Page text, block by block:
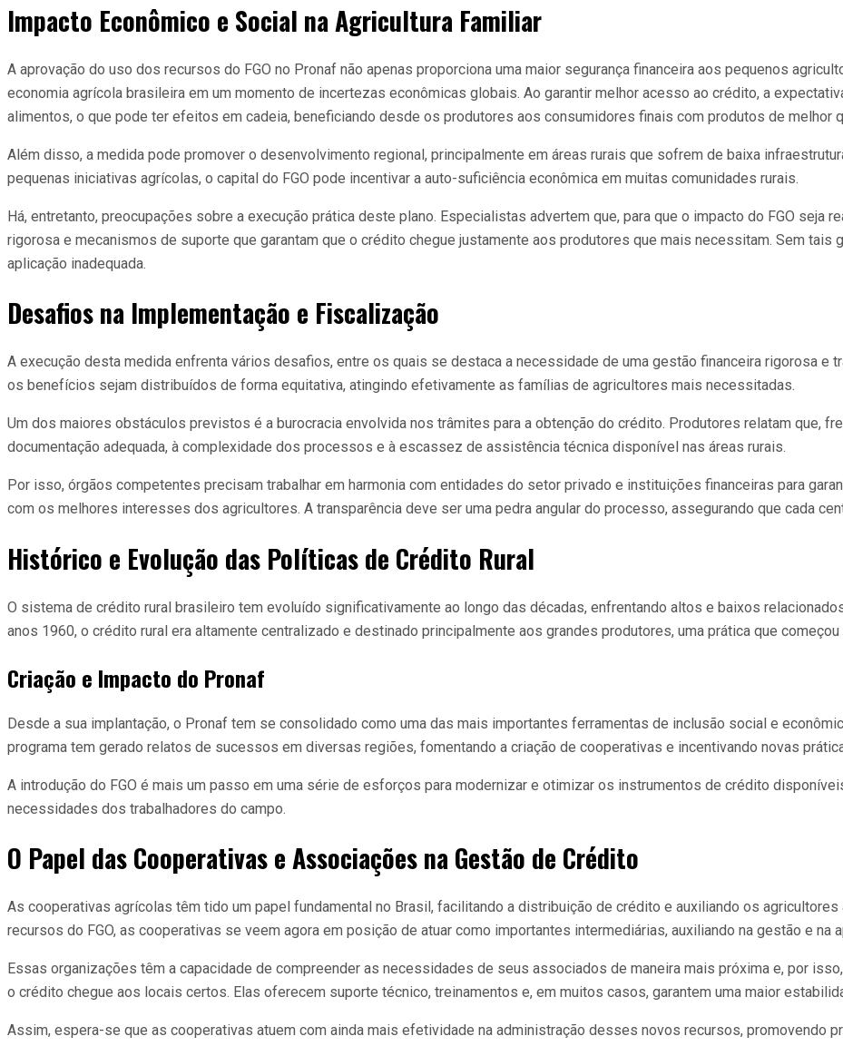
Impacto Econômico e Social na Agricultura Familiar
A aprovação do uso dos recursos do FGO no Pronaf não apenas proporciona uma maior segurança financeira aos pequenos
economia agrícola brasileira em um momento de incertezas econômicas globais. Ao garantir melhor acesso ao crédito, a
alimentos, o que pode ter efeitos em cadeia, beneficiando desde os produtores aos consumidores finais com produtos de melhor
Além disso, a medida pode promover o desenvolvimento regional, principalmente em áreas rurais que sofrem de baixa
pequenas iniciativas agrícolas, o capital do FGO pode incentivar a auto-suficiência econômica em muitas comunidades rurais.
Há, entretanto, preocupações sobre a execução prática deste plano. Especialistas advertem que, para que o impacto do FGO seja
rigorosa e mecanismos de suporte que garantam que o crédito chegue justamente aos produtores que mais necessitam. Sem
aplicação inadequada.
Desafios na Implementação e Fiscalização
A execução desta medida enfrenta vários desafios, entre os quais se destaca a necessidade de uma gestão financeira rigorosa e
os benefícios sejam distribuídos de forma equitativa, atingindo efetivamente as famílias de agricultores mais necessitadas.
Um dos maiores obstáculos previstos é a burocracia envolvida nos trâmites para a obtenção do crédito. Produtores relatam que,
documentação adequada, à complexidade dos processos e à escassez de assistência técnica disponível nas áreas rurais.
Por isso, órgãos competentes precisam trabalhar em harmonia com entidades do setor privado e instituições financeiras para
com os melhores interesses dos agricultores. A transparência deve ser uma pedra angular do processo, assegurando que cada
Histórico e Evolução das Políticas de Crédito Rural
O sistema de crédito rural brasileiro tem evoluído significativamente ao longo das décadas, enfrentando altos e baixos
anos 1960, o crédito rural era altamente centralizado e destinado principalmente aos grandes produtores, uma prática que
Criação e Impacto do Pronaf
Desde a sua implantação, o Pronaf tem se consolidado como uma das mais importantes ferramentas de inclusão social e
programa tem gerado relatos de sucessos em diversas regiões, fomentando a criação de cooperativas e incentivando novas
A introdução do FGO é mais um passo em uma série de esforços para modernizar e otimizar os instrumentos de crédito
necessidades dos trabalhadores do campo.
O Papel das Cooperativas e Associações na Gestão de Crédito
As cooperativas agrícolas têm tido um papel fundamental no Brasil, facilitando a distribuição de crédito e auxiliando os
recursos do FGO, as cooperativas se veem agora em posição de atuar como importantes intermediárias, auxiliando na gestão e
Essas organizações têm a capacidade de compreender as necessidades de seus associados de maneira mais próxima e, por
o crédito chegue aos locais certos. Elas oferecem suporte técnico, treinamentos e, em muitos casos, garantem uma maior
Assim, espera-se que as cooperativas atuem com ainda mais efetividade na administração desses novos recursos, promovendo